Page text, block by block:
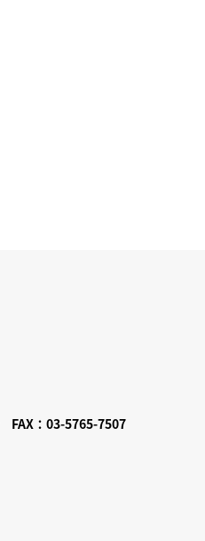
FAX：03-5765-7507